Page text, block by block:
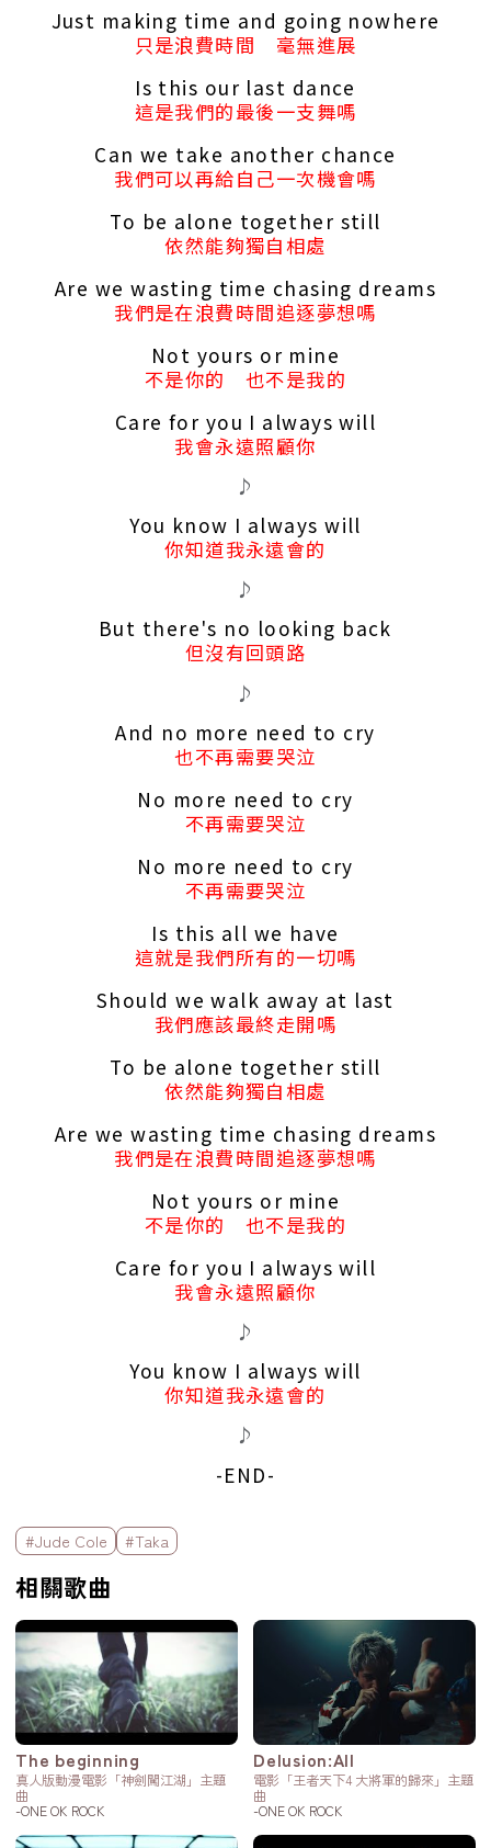
Just making time and going nowhere
只是浪費時間 毫無進展
Is this our last dance
這是我們的最後一支舞嗎
Can we take another chance
我們可以再給自己一次機會嗎
To be alone together still
依然能夠獨自相處
Are we wasting time chasing dreams
我們是在浪費時間追逐夢想嗎
Not yours or mine
不是你的 也不是我的
Care for you I always will
我會永遠照顧你
♪
You know I always will
你知道我永遠會的
♪
But there's no looking back
但沒有回頭路
♪
And no more need to cry
也不再需要哭泣
No more need to cry
不再需要哭泣
No more need to cry
不再需要哭泣
Is this all we have
這就是我們所有的一切嗎
Should we walk away at last
我們應該最終走開嗎
To be alone together still
依然能夠獨自相處
Are we wasting time chasing dreams
我們是在浪費時間追逐夢想嗎
Not yours or mine
不是你的 也不是我的
Care for you I always will
我會永遠照顧你
♪
You know I always will
你知道我永遠會的
♪
-END-
標籤欄
#Jude Cole #Taka
相關歌曲
The beginning
真人版動漫電影「神劍闖江湖」主題
曲
-ONE OK ROCK
Delusion:All
電影「王者天下4 大將軍的歸來」主題
曲
-ONE OK ROCK